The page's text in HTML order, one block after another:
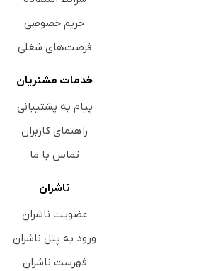
حریم خصوصی
فرصت‌های شغلی
خدمات مشتریان
پیام به پشتیبانی
راهنمای کاربران
تماس با ما
ناشران
عضویت ناشران
ورود به پنل ناشران
فهرست ناشران